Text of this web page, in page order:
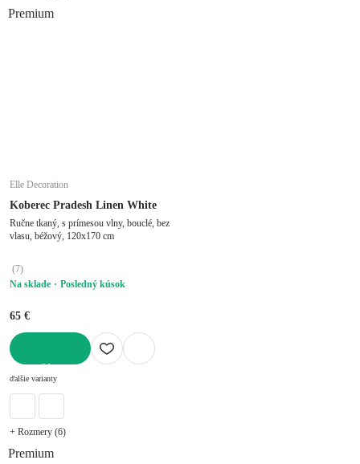
Premium
Elle Decoration
Koberec Pradesh Linen White
Ručne tkaný, s prímesou vlny, bouclé, bez
vlasu, béžový, 120x170 cm
(7)
Na sklade
Posledný kúsok
65 €
ďalšie varianty
+ Rozmery (6)
Premium